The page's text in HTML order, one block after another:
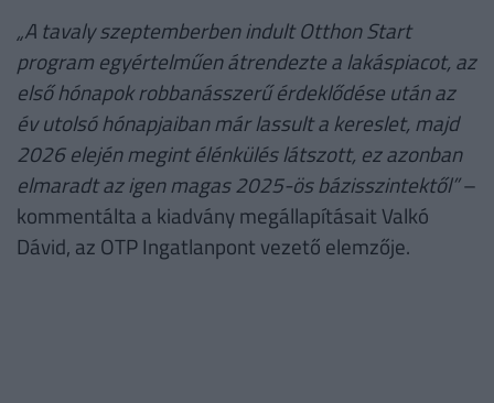
„A tavaly szeptemberben indult Otthon Start
program egyértelműen átrendezte a lakáspiacot, az
első hónapok robbanásszerű érdeklődése után az
év utolsó hónapjaiban már lassult a kereslet, majd
2026 elején megint élénkülés látszott, ez azonban
elmaradt az igen magas 2025-ös bázisszintektől”–
kommentálta a kiadvány megállapításait Valkó
Dávid, az OTP Ingatlanpont vezető elemzője.